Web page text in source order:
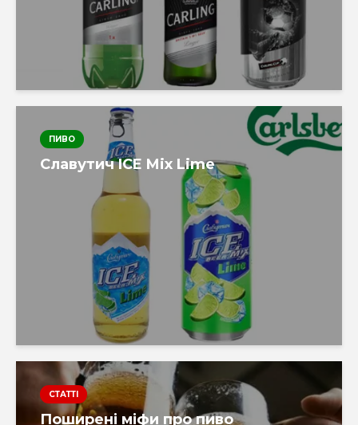
ПИВО
Славутич ICE Mix Lime
СТАТТІ
Поширені міфи про пиво